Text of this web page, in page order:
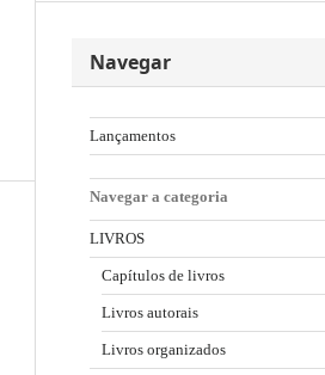
Navegar
Lançamentos
Navegar a categoria
LIVROS
Capítulos de livros
Livros autorais
Livros organizados